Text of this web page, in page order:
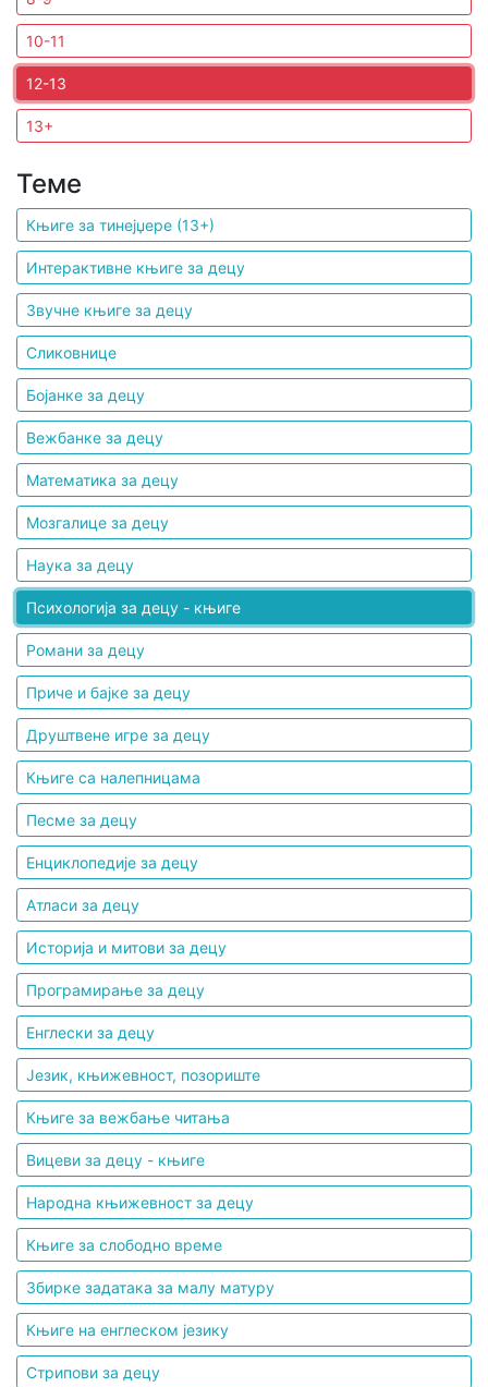
Мој
налог
10-11
12-13
13+
Теме
Књиге за тинејџере (13+)
Интерактивне књиге за децу
Звучне књиге за децу
Сликовнице
Бојанке за децу
Вежбанке за децу
Математика за децу
Мозгалице за децу
Наука за децу
Психологија за децу - књиге
Романи за децу
Приче и бајке за децу
Друштвене игре за децу
Књиге са налепницама
Песме за децу
Енциклопедије за децу
Атласи за децу
Историја и митови за децу
Програмирање за децу
Енглески за децу
Језик, књижевност, позориште
Књиге за вежбање читања
Вицеви за децу - књиге
Народна књижевност за децу
Књиге за слободно време
Збирке задатака за малу матуру
Књиге на енглеском језику
Стрипови за децу